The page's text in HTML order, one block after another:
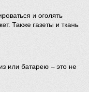
и оголять
Также газеты и ткань
или батарею – это не